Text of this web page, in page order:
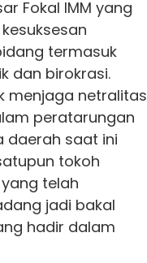
Fokal IMM yang
termasuk
dan birokrasi.
menjaga netralitas
peratarungan
daerah saat ini
tokoh
telah
jadi bakal
hadir dalam